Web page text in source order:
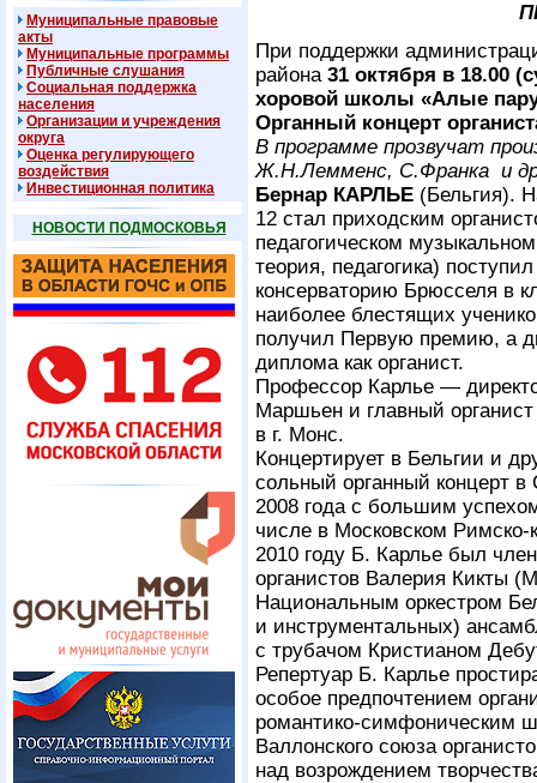
Муниципальные правовые
акты
Муниципальные программы
Публичные слушания
Социальная поддержка
населения
Организации и учреждения
округа
Оценка регулирующего
воздействия
Инвестиционная политика
НОВОСТИ ПОДМОСКОВЬЯ
При поддержки
района 31 октября в 18.00
хоровой школы «Алые
Органный концерт
В программе прозвучат
Ж.Н.Лемменс, С.Франка и
Бернар КАРЛЬЕ (Бельгия).
12 стал приходским
педагогическом
теория, педагогика)
консерваторию Брюсселя в
наиболее блестящих
получил Первую премию, а
диплома как органист.
Профессор Карлье —
Маршьен и главный
в г. Монс.
Концертирует в Бельгии и
сольный органный концерт
2008 года с большим
числе в Московском
2010 году Б. Карлье был
органистов Валерия Кикты
Национальным оркестром
и инструментальных)
с трубачом Кристианом
Репертуар Б. Карлье
особое предпочтением
романтико-симфоническим
Валлонского союза
над возрождением